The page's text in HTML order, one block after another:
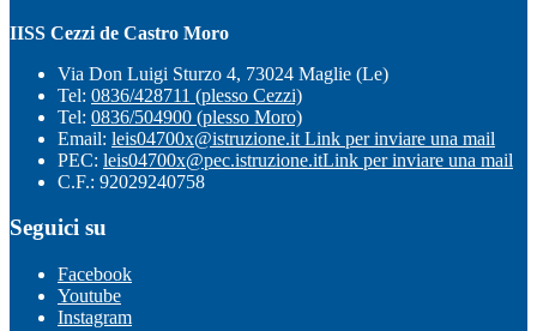
IISS Cezzi de Castro Moro
Via Don Luigi Sturzo 4, 73024 Maglie (Le)
Tel: 0836/428711 (plesso Cezzi)
Tel: 0836/504900 (plesso Moro)
Email: leis04700x@istruzione.it Link per inviare una mail
PEC: leis04700x@pec.istruzione.itLink per inviare una mail
C.F.: 92029240758
Seguici su
Facebook
Youtube
Instagram